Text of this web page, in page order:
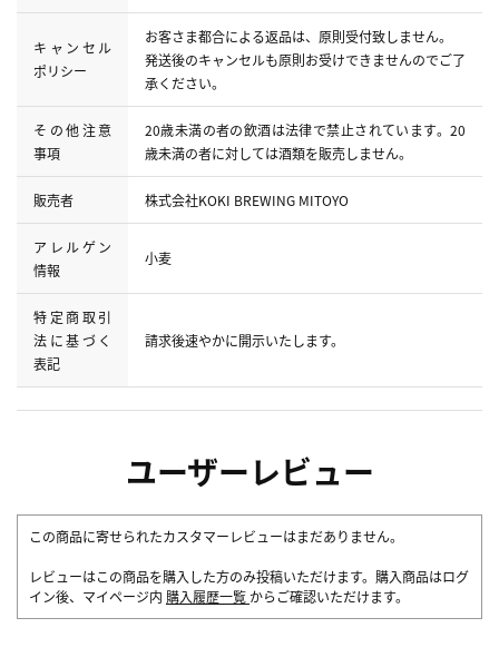
キャンセル
ポリシー
お客さま都合による返品は、原則受付致しません。
発送後のキャンセルも原則お受けできませんのでご了
承ください。
その他注意
事項
20歳未満の者の飲酒は法律で禁止されています。20
歳未満の者に対しては酒類を販売しません。
販売者 株式会社KOKI BREWING MITOYO
アレルゲン
情報
小麦
特定商取引
法に基づく
表記
請求後速やかに開示いたします。
ユーザーレビュー
この商品に寄せられたカスタマーレビューはまだありません。
レビューはこの商品を購入した方のみ投稿いただけます。購入商品はログ
イン後、マイページ内 購入履歴一覧 からご確認いただけます。